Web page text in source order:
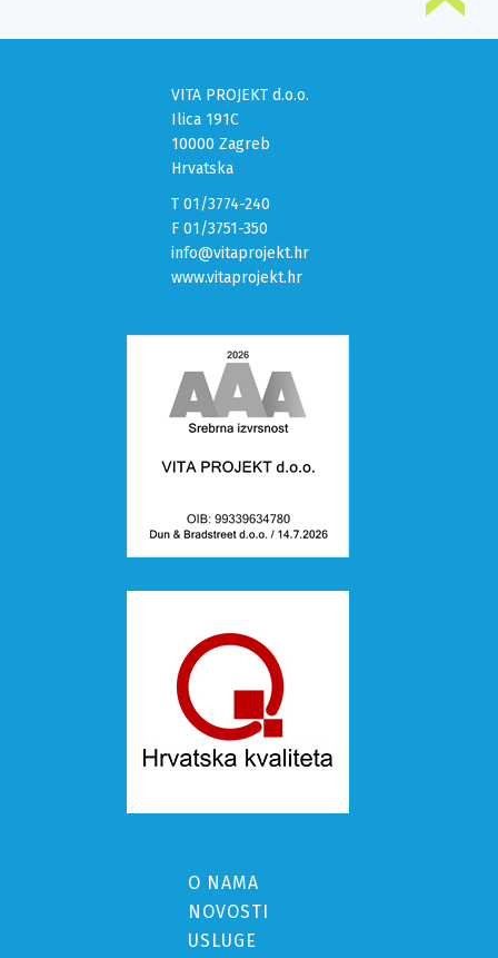
VITA PROJEKT d.o.o.
Ilica 191C
10000 Zagreb
Hrvatska
T 01/3774-240
F 01/3751-350
info@vitaprojekt.hr
www.vitaprojekt.hr
O NAMA
NOVOSTI
USLUGE